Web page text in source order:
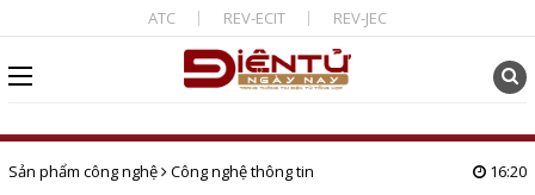
ATC REV-ECIT REV-JEC
Sản phẩm công nghệ Công nghệ thông tin 16:20